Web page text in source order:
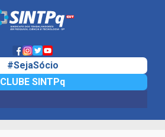
#SejaSócio
CLUBE SINTPq